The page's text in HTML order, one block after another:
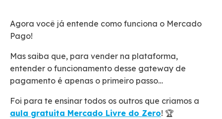
Agora você já entende como funciona o Mercado
Pago!
Mas saiba que, para vender na plataforma,
entender o funcionamento desse gateway de
pagamento é apenas o primeiro passo…
Foi para te ensinar todos os outros que criamos a
aula gratuita Mercado Livre do Zero! 🏆